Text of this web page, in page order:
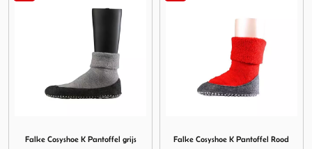
Falke Cosyshoe K Pantoffel grijs Falke Cosyshoe K Pantoffel Rood